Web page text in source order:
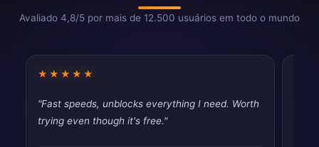
Avaliado 4,8/5 por mais de 12.500 usuários em todo o mundo
★★★★★
"Fast speeds, unblocks everything I need. Worth
trying even though it's free."